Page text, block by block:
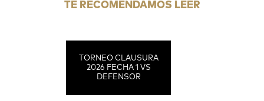
TE RECOMENDAMOS LEER
TORNEO CLAUSURA
2026 FECHA 1 VS
DEFENSOR